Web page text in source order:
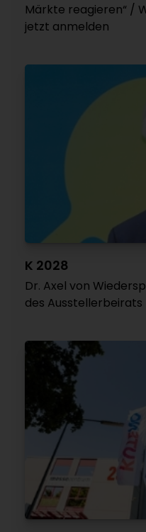
Märkte reagieren“ /
jetzt anmelden
K 2028
Dr. Axel von
des Ausstellerbeirats